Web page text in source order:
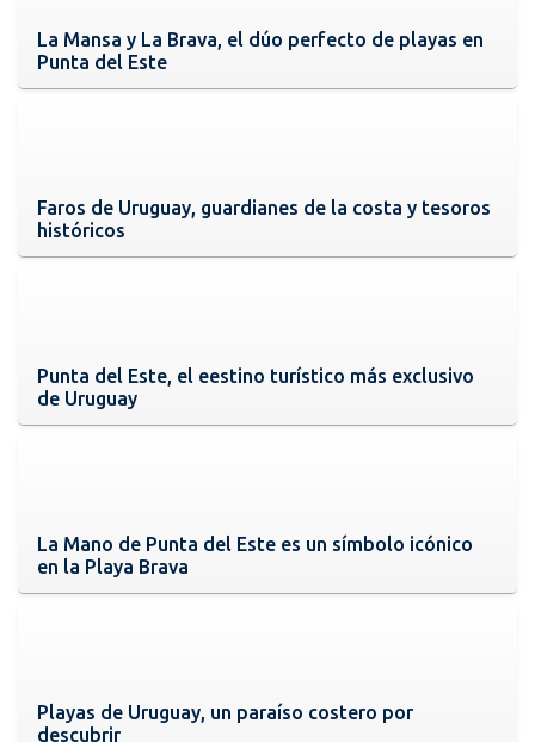
La Mansa y La Brava, el dúo perfecto de playas en
Punta del Este
Faros de Uruguay, guardianes de la costa y tesoros
históricos
Punta del Este, el eestino turístico más exclusivo
de Uruguay
La Mano de Punta del Este es un símbolo icónico
en la Playa Brava
Playas de Uruguay, un paraíso costero por
descubrir